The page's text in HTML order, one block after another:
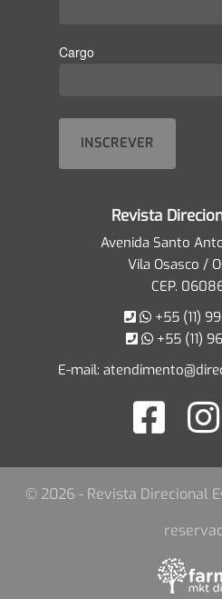
Cargo
Revista
Avenida Santo
Vila Osasco /
CEP.
+55 (11)
+55 (11)
E-mail:
© 2026 - Revista Direcional